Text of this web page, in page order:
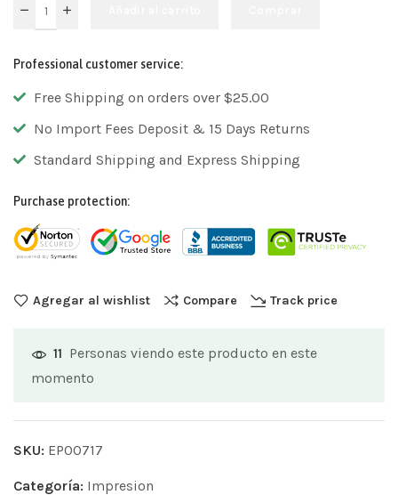
Professional customer service:
Free Shipping on orders over $25.00
No Import Fees Deposit & 15 Days Returns
Standard Shipping and Express Shipping
Purchase protection:
Agregar al wishlist Compare Track price
11 Personas viendo este producto en este
momento
SKU: EP00717
Categoría: Impresion